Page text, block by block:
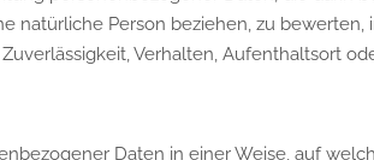
natürliche Person beziehen, zu
Verhalten, Aufenthaltsort
Daten in einer Weise, auf